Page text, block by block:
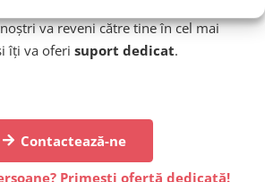
va reveni către tine în cel mai
îți va oferi suport dedicat.
Contactează-ne
Primești ofertă dedicată!